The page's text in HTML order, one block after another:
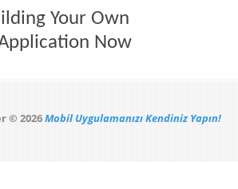
Your Own
Now
© 2026Mobil Uygulamanızı Kendiniz Yapın!